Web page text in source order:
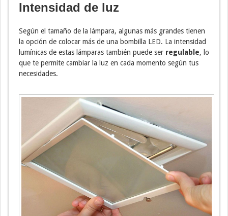
Intensidad de luz
Según el tamaño de la lámpara, algunas más grandes tienen
la opción de colocar más de una bombilla LED. La intensidad
lumínicas de estas lámparas también puede ser regulable, lo
que te permite cambiar la luz en cada momento según tus
necesidades.